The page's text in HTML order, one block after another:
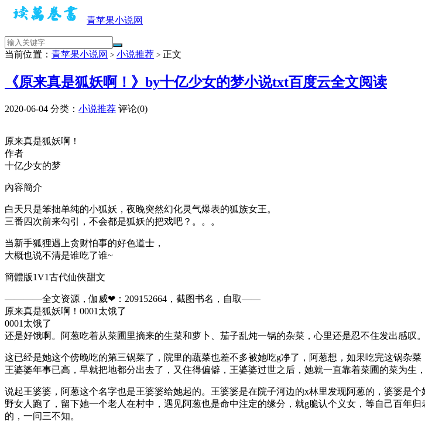
青苹果小说网
当前位置： 青苹果小说网 > 小说推荐 > 正文
《原来真是狐妖啊！》by十亿少女的梦小说txt百度云全文阅读
2020-06-04 分类： 小说推荐 评论(0)
原来真是狐妖啊！
作者
十亿少女的梦
內容簡介
白天只是笨拙单纯的小狐妖，夜晚突然幻化灵气爆表的狐族女王。
三番四次前来勾引，不会都是狐妖的把戏吧？。。。
当新手狐狸遇上贪财怕事的好色道士，
大概也说不清是谁吃了谁~
簡體版1V1古代仙俠甜文
————全文资源，伽威❤：209152664，截图书名，自取——​​​​​​​​
原来真是狐妖啊！0001太饿了
0001太饿了
还是好饿啊。阿葱吃着从菜圃里摘来的生菜和萝卜、茄子乱炖一锅的杂菜，心里还是忍不住发出感叹。
这已经是她这个傍晚吃的第三锅菜了，院里的蔬菜也差不多被她吃g净了，阿葱想，如果吃完这锅杂
王婆婆年事已高，早就把地都分出去了，又住得偏僻，王婆婆过世之后，她就一直靠着菜圃的菜为生
说起王婆婆，阿葱这个名字也是王婆婆给她起的。王婆婆是在院子河边的x林里发现阿葱的，婆婆是
野女人跑了，留下她一个老人在村中，遇见阿葱也是命中注定的缘分，就g脆认个义女，等自己百年
的，一问三不知。